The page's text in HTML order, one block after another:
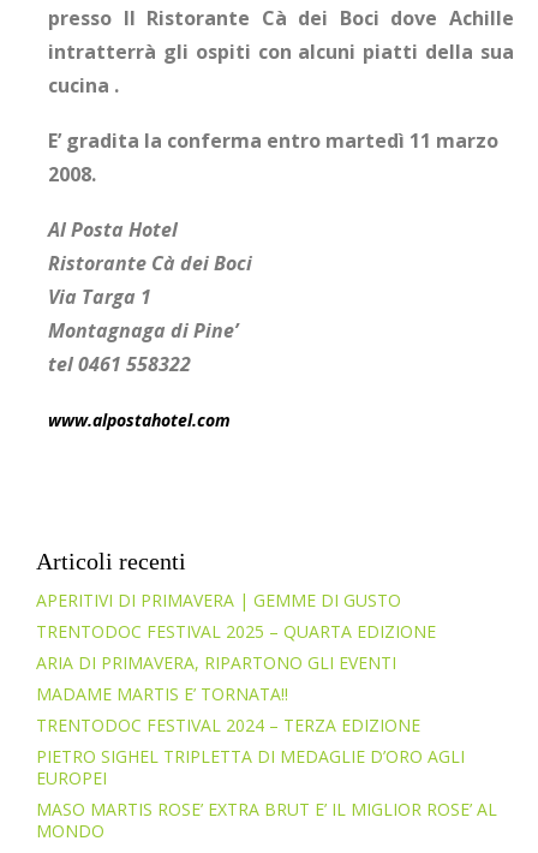
presso Il Ristorante Cà dei Boci dove Achille
intratterrà gli ospiti con alcuni piatti della sua
cucina .
E’ gradita la conferma entro martedì 11 marzo
2008.
Al Posta Hotel
Ristorante Cà dei Boci
Via Targa 1
Montagnaga di Pine’
tel 0461 558322
www.alpostahotel.com
Articoli recenti
APERITIVI DI PRIMAVERA | GEMME DI GUSTO
TRENTODOC FESTIVAL 2025 – QUARTA EDIZIONE
ARIA DI PRIMAVERA, RIPARTONO GLI EVENTI
MADAME MARTIS E’ TORNATA!!
TRENTODOC FESTIVAL 2024 – TERZA EDIZIONE
PIETRO SIGHEL TRIPLETTA DI MEDAGLIE D’ORO AGLI
EUROPEI
MASO MARTIS ROSE’ EXTRA BRUT E’ IL MIGLIOR ROSE’ AL
MONDO